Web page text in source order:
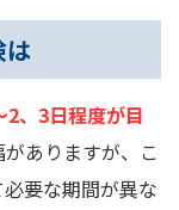
は
、3日程度が目
ありますが、こ
要な期間が異な